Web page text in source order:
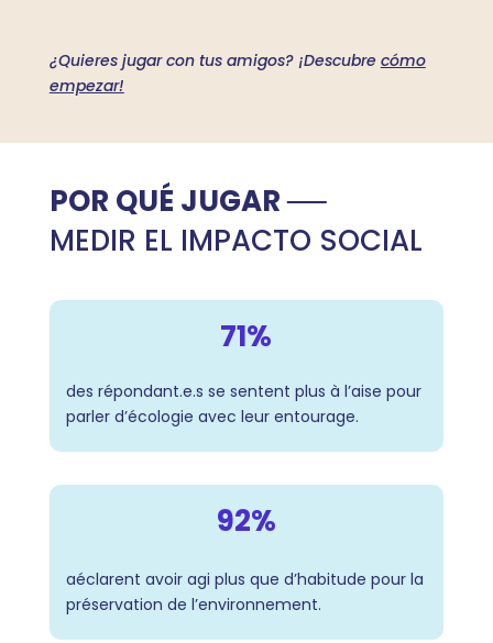
¿Quieres jugar con tus amigos? ¡Descubre cómo
empezar!
POR QUÉ JUGAR
MEDIR EL IMPACTO SOCIAL
71%
des répondant.e.s se sentent plus à l’aise pour
parler d’écologie avec leur entourage.
92%
aéclarent avoir agi plus que d’habitude pour la
préservation de l’environnement.